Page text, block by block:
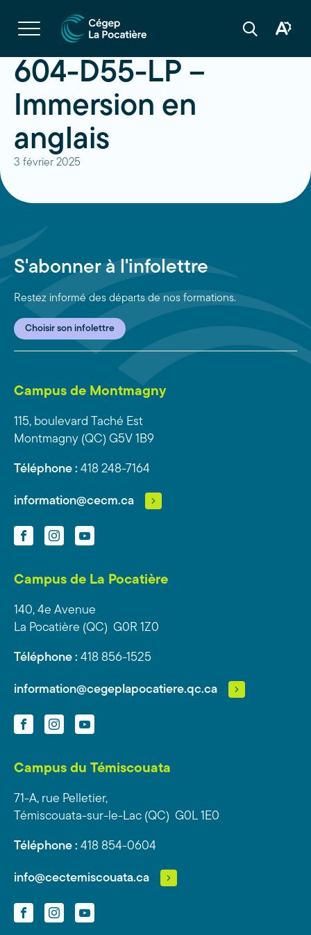
Ouvrir
la
navigation
site
Ouvrir
Ouvrir
604-D55-LP –
Immersion en
anglais
3 février 2025
S'abonner à l'infolettre
Restez informé des départs de nos formations.
Choisir son infolettre
Campus de Montmagny
115, boulevard Taché Est
Montmagny (QC) G5V 1B9
Téléphone : 418 248-7164
information@cecm.ca
FacebookInstagramYouTube
Campus de La Pocatière
140, 4e Avenue
La Pocatière (QC) G0R 1Z0
Téléphone : 418 856-1525
information@cegeplapocatiere.qc.ca
FacebookInstagramYouTube
Campus du Témiscouata
71-A, rue Pelletier,
Témiscouata-sur-le-Lac (QC) G0L 1E0
Téléphone : 418 854-0604
info@cectemiscouata.ca
FacebookInstagramYouTube